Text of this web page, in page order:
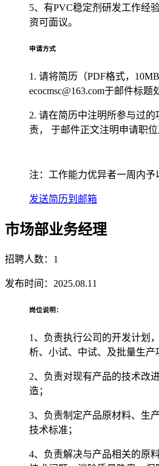
5、有PVC稳定剂研发工作经
资可面议。
申请方式
1. 请将简历（PDF格式，
ecocmsc@163.com于邮件标题
2. 请在简历中注明所参与过
责， 于邮件正文注明申请职位
注：工作能力优异者一周内予
发送简历到邮箱
市场部业务经理
招聘人数：1
发布时间：2025.08.11
岗位说明：
1、负责执行公司的开发计划
析、小试、中试、及批量生产
2、负责对现有产品的技术改
造；
3、负责制定产品原材料、生
技术标准；
4、负责解决与产品相关的原